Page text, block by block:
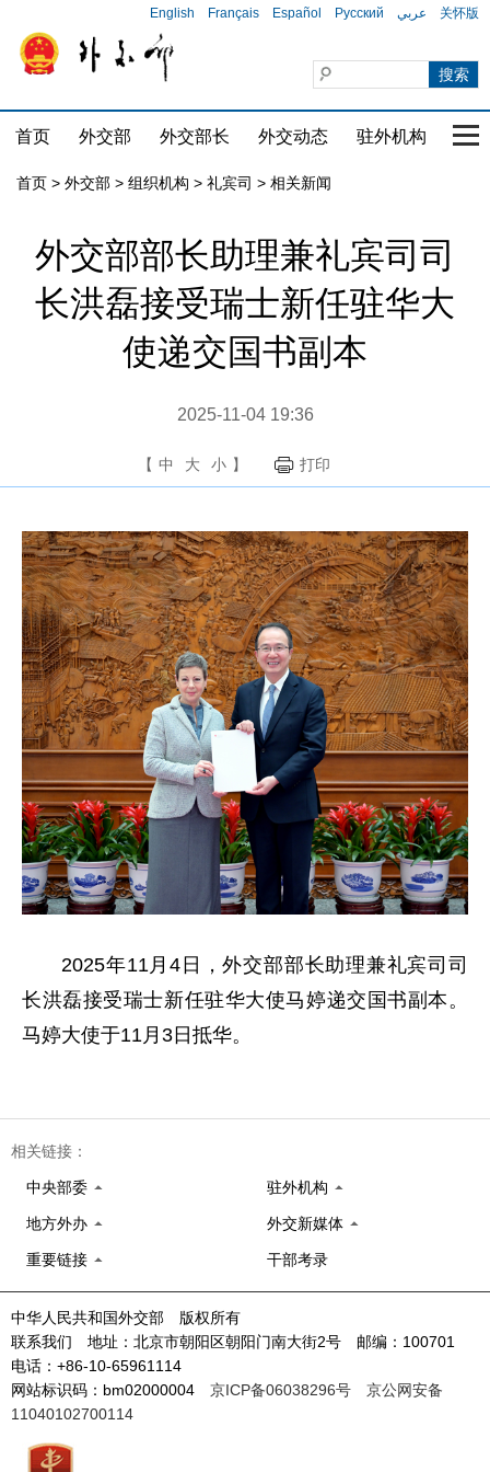
English Français Español Русский عربي 关怀版
首页 外交部 外交部长 外交动态 驻外机构 国
首页 > 外交部 > 组织机构 > 礼宾司 > 相关新闻
外交部部长助理兼礼宾司司
长洪磊接受瑞士新任驻华大
使递交国书副本
2025-11-04 19:36
【 中 大 小 】 打印
2025年11月4日，外交部部长助理兼礼宾司司
长洪磊接受瑞士新任驻华大使马婷递交国书副本。
马婷大使于11月3日抵华。
相关链接：
中央部委 驻外机构
地方外办 外交新媒体
重要链接 干部考录
中华人民共和国外交部 版权所有
联系我们 地址：北京市朝阳区朝阳门南大街2号 邮编：100701
电话：+86-10-65961114
网站标识码：bm02000004 京ICP备06038296号
京公网安备
11040102700114